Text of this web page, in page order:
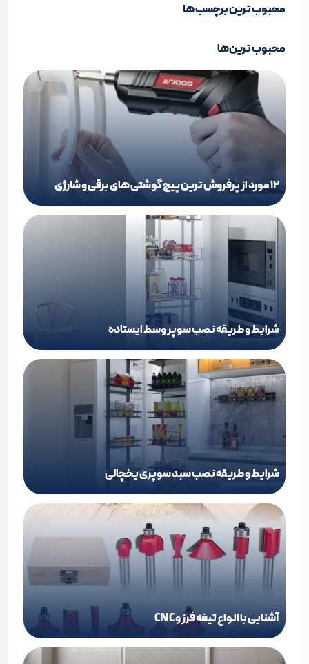
محبوب ترین برچسب ها
محبوب ترین‌ها
12 مورد از پرفروش ترین پیچ گوشتی های برقی و شارژی
شرایط و طریقه نصب سوپر وسط ایستاده
شرایط و طریقه نصب سبد سوپری یخچالی
آشنایی با انواع تیغه فرز و CNC